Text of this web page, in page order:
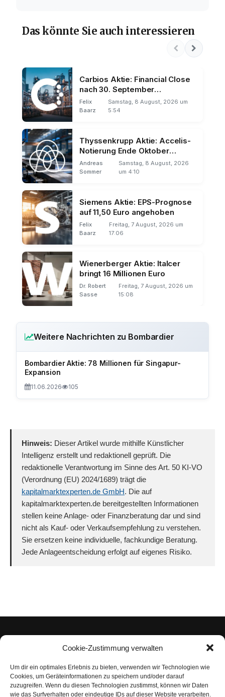
Cookie-Zustimmung verwalten
Um dir ein optimales Erlebnis zu bieten, verwenden wir Technologien wie
Cookies, um Geräteinformationen zu speichern und/oder darauf
zuzugreifen. Wenn du diesen Technologien zustimmst, können wir Daten
wie das Surfverhalten oder eindeutige IDs auf dieser Website verarbeiten.
Das könnte Sie auch interessieren
Carbios Aktie: Financial Close
nach 30. September
verschoben
Felix
Baarz
Samstag, 8 August, 2026 um
5:54
Thyssenkrupp Aktie: Accelis-
Notierung Ende Oktober
geplant
Andreas
Sommer
Samstag, 8 August, 2026
um 4:10
Siemens Aktie: EPS-Prognose
auf 11,50 Euro angehoben
Felix
Baarz
Freitag, 7 August, 2026 um
17:06
Wienerberger Aktie: Italcer
bringt 16 Millionen Euro
Dr. Robert
Sasse
Freitag, 7 August, 2026 um
15:08
Weitere Nachrichten zu Bombardier
Bombardier Aktie: 78 Millionen für Singapur-
Expansion
11.06.2026 105
Hinweis: Dieser Artikel wurde mithilfe Künstlicher
Intelligenz erstellt und redaktionell geprüft. Die
redaktionelle Verantwortung im Sinne des Art. 50 KI-VO
(Verordnung (EU) 2024/1689) trägt die
kapitalmarktexperten.de GmbH. Die auf
kapitalmarktexperten.de bereitgestellten Informationen
stellen keine Anlage- oder Finanzberatung dar und sind
nicht als Kauf- oder Verkaufsempfehlung zu verstehen.
Sie ersetzen keine individuelle, fachkundige Beratung.
Jede Anlageentscheidung erfolgt auf eigenes Risiko.
Impressum
Datenschutzerklärung